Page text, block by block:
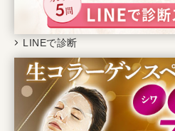
LINEで診断